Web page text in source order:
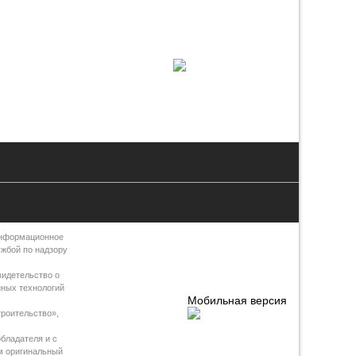
Мобильная версия
по надзору
о
технологий
и с
оригинальный